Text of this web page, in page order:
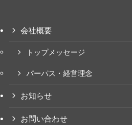
会社概要
トップメッセージ
パーパス・経営理念
お知らせ
お問い合わせ